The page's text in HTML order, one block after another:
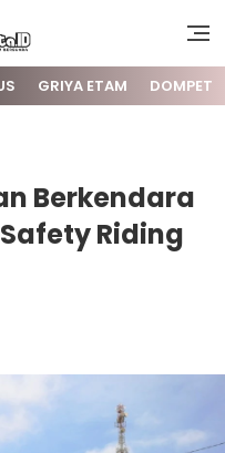
GRIYA ETAM DOMPET
Berkendara
Riding